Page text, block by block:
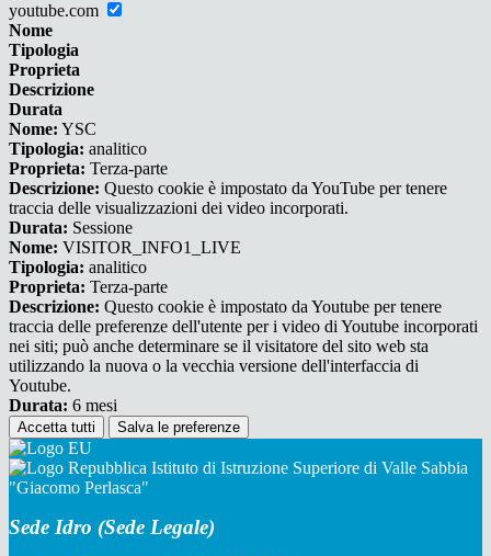
youtube.com
Nome
Tipologia
Proprieta
Descrizione
Durata
Nome: YSC
Tipologia: analitico
Proprieta: Terza-parte
Descrizione: Questo cookie è impostato da YouTube per tenere
traccia delle visualizzazioni dei video incorporati.
Durata: Sessione
Nome: VISITOR_INFO1_LIVE
Tipologia: analitico
Proprieta: Terza-parte
Descrizione: Questo cookie è impostato da Youtube per tenere
traccia delle preferenze dell'utente per i video di Youtube incorporati
nei siti; può anche determinare se il visitatore del sito web sta
utilizzando la nuova o la vecchia versione dell'interfaccia di
Youtube.
Durata: 6 mesi
Accetta tutti Salva le preferenze
Istituto di Istruzione Superiore di Valle Sabbia
"Giacomo Perlasca"
Sede Idro (Sede Legale)